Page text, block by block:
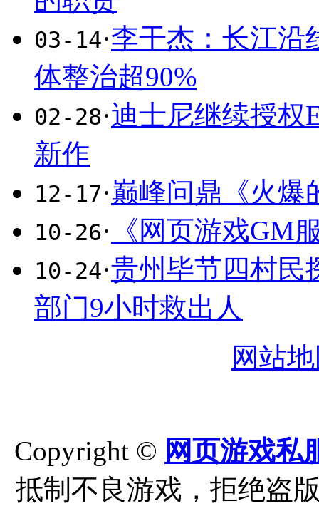
03-14·李干杰：长江沿
体整治超90%
02-28·迪士尼继续授权
新作
12-17·巅峰问鼎《火爆
10-26· 《网页游戏GM
10-24·贵州毕节四村民
部门9小时救出人
网站
Copyright © 网页游戏私
抵制不良游戏，拒绝盗